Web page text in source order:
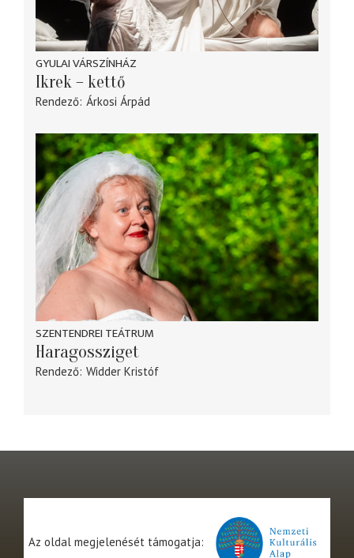
GYULAI VÁRSZÍNHÁZ
Ikrek – kettő
Rendező Árkosi Árpád
SZENTENDREI TEÁTRUM
Haragossziget
Rendező Widder Kristóf
Az oldal megjelenését támogatja: